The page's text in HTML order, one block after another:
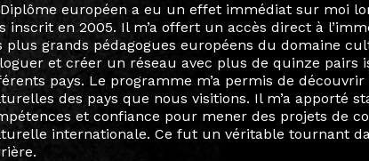
a voulu que ma vie privée et ma vie
soient étroitement liées. Durant mon année au sein
Hicter, j’ai intégré un réseau européen aussi
qui s’est étendu bien au-delà de la salle de
mois, j’invitais mes camarades à collaborer
de Baguio City à Pékin, de Helsinki à Kuala
Tokyo et Varsovie, renforçant ainsi ma vision de
à connecter des artistes à travers les